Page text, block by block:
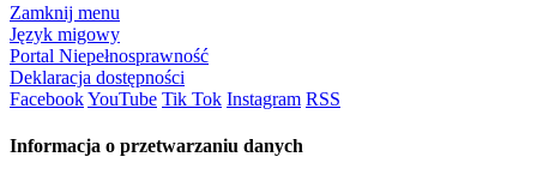
Zamknij menu
Język migowy
Portal Niepełnosprawność
Deklaracja dostępności
FacebookYouTube Tik Tok Instagram RSS
Informacja o przetwarzaniu danych